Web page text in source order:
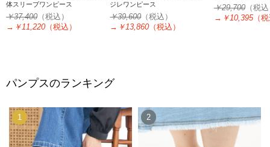
体スリーブワンピース
￥37,400 （税込）
→ ￥11,220 （税込）
ジレワンピース
￥39,600（税込）
→ ￥13,860 （税込）
￥29,700（税
→ ￥10,395（
パンプスのランキング
1 2